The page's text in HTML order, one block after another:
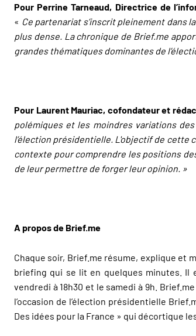
Pour Perrine Tarneaud, Directrice de
« Ce partenariat s’inscrit pleinement dans
plus dense. La chronique de Brief.me
grandes thématiques dominantes de
Pour Laurent Mauriac, cofondateur et
polémiques et les moindres variations
l’élection présidentielle. L'objectif de cette
contexte pour comprendre les positions
de leur permettre de forger leur opinion. »
A propos de Brief.me
Chaque soir, Brief.me résume, explique et
briefing qui se lit en quelques minutes. Il
vendredi à 18h30 et le samedi à 9h.
l’occasion de l’élection présidentielle
Des idées pour la France » qui décortique